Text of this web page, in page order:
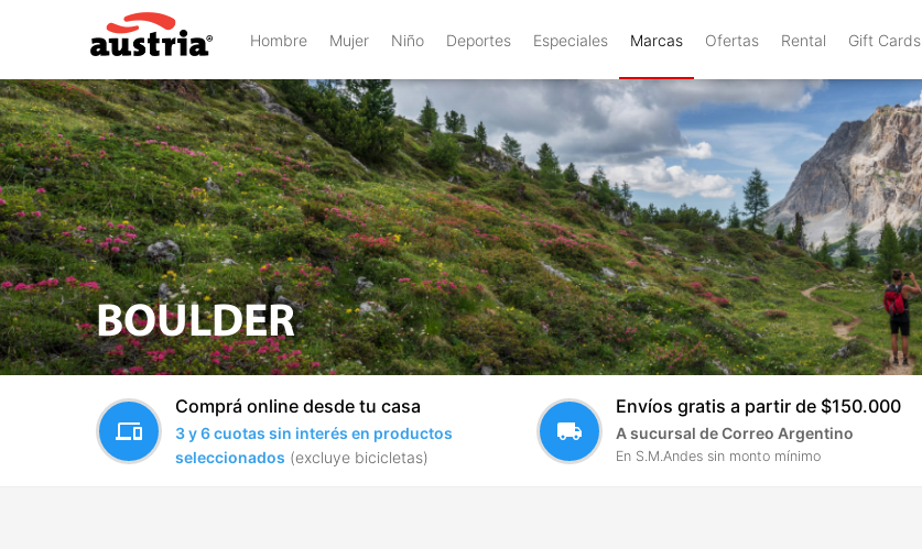
Hombre Mujer Niño Deportes Especiales Marcas Ofertas Rental Gift Cards
BOULDER
devices
Comprá online desde tu casa
3 y 6 cuotas sin interés en productos
seleccionados (excluye bicicletas)
local_shipping
Envíos gratis a partir de $150.000
A sucursal de Correo Argentino
En S.M.Andes sin monto mínimo